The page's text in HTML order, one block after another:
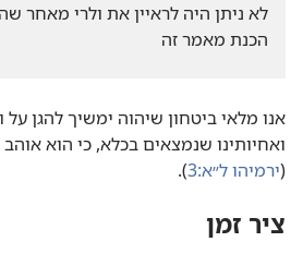
לא ניתן היה לראיין את ולרי מאחר
הכנת מאמר זה
אנו מלאי ביטחון שיהוה ימשיך להגן על
ואחיותינו שנמצאים בכלא,‏ כי הוא
(‏ירמיהו ל״א:‏3 )‏.‏
ציר זמן